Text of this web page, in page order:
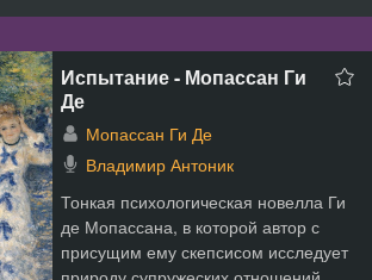
Испытание - Мопассан Ги
Де
Мопассан Ги Де
Владимир Антоник
Тонкая психологическая новелла Ги
де Мопассана, в которой автор с
присущим ему скепсисом исследует